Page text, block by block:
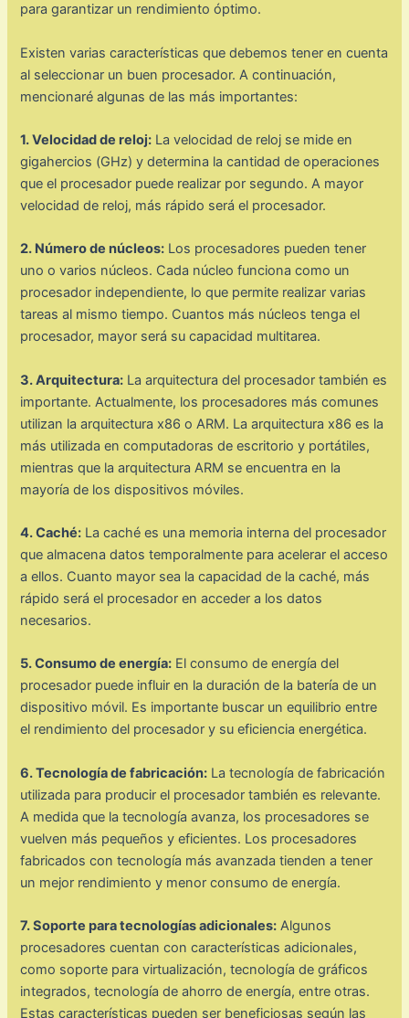
para garantizar un rendimiento óptimo.
Existen varias características que debemos tener en cuenta
al seleccionar un buen procesador. A continuación,
mencionaré algunas de las más importantes:
1. Velocidad de reloj: La velocidad de reloj se mide en
gigahercios (GHz) y determina la cantidad de operaciones
que el procesador puede realizar por segundo. A mayor
velocidad de reloj, más rápido será el procesador.
2. Número de núcleos: Los procesadores pueden tener
uno o varios núcleos. Cada núcleo funciona como un
procesador independiente, lo que permite realizar varias
tareas al mismo tiempo. Cuantos más núcleos tenga el
procesador, mayor será su capacidad multitarea.
3. Arquitectura: La arquitectura del procesador también es
importante. Actualmente, los procesadores más comunes
utilizan la arquitectura x86 o ARM. La arquitectura x86 es la
más utilizada en computadoras de escritorio y portátiles,
mientras que la arquitectura ARM se encuentra en la
mayoría de los dispositivos móviles.
4. Caché: La caché es una memoria interna del procesador
que almacena datos temporalmente para acelerar el acceso
a ellos. Cuanto mayor sea la capacidad de la caché, más
rápido será el procesador en acceder a los datos
necesarios.
5. Consumo de energía: El consumo de energía del
procesador puede influir en la duración de la batería de un
dispositivo móvil. Es importante buscar un equilibrio entre
el rendimiento del procesador y su eficiencia energética.
6. Tecnología de fabricación: La tecnología de fabricación
utilizada para producir el procesador también es relevante.
A medida que la tecnología avanza, los procesadores se
vuelven más pequeños y eficientes. Los procesadores
fabricados con tecnología más avanzada tienden a tener
un mejor rendimiento y menor consumo de energía.
7. Soporte para tecnologías adicionales: Algunos
procesadores cuentan con características adicionales,
como soporte para virtualización, tecnología de gráficos
integrados, tecnología de ahorro de energía, entre otras.
Estas características pueden ser beneficiosas según las